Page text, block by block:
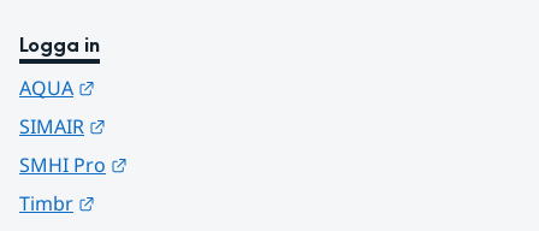
Logga in
AQUA
SIMAIR
SMHI Pro
Timbr